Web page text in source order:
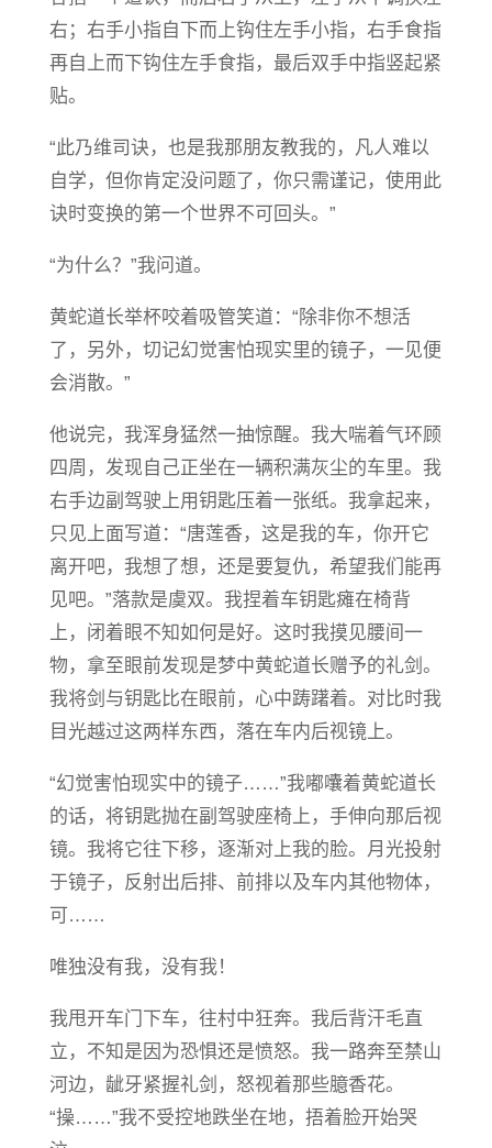
右；右手小指自下而上钩住左手小指，右手食指
再自上而下钩住左手食指，最后双手中指竖起紧
贴。
“此乃维司诀，也是我那朋友教我的，凡人难以
自学，但你肯定没问题了，你只需谨记，使用此
诀时变换的第一个世界不可回头。”
“为什么？”我问道。
黄蛇道长举杯咬着吸管笑道：“除非你不想活
了，另外，切记幻觉害怕现实里的镜子，一见便
会消散。”
他说完，我浑身猛然一抽惊醒。我大喘着气环顾
四周，发现自己正坐在一辆积满灰尘的车里。我
右手边副驾驶上用钥匙压着一张纸。我拿起来，
只见上面写道：“唐莲香，这是我的车，你开它
离开吧，我想了想，还是要复仇，希望我们能再
见吧。”落款是虞双。我捏着车钥匙瘫在椅背
上，闭着眼不知如何是好。这时我摸见腰间一
物，拿至眼前发现是梦中黄蛇道长赠予的礼剑。
我将剑与钥匙比在眼前，心中踌躇着。对比时我
目光越过这两样东西，落在车内后视镜上。
“幻觉害怕现实中的镜子……”我嘟囔着黄蛇道长
的话，将钥匙抛在副驾驶座椅上，手伸向那后视
镜。我将它往下移，逐渐对上我的脸。月光投射
于镜子，反射出后排、前排以及车内其他物体，
可……
唯独没有我，没有我！
我甩开车门下车，往村中狂奔。我后背汗毛直
立，不知是因为恐惧还是愤怒。我一路奔至禁山
河边，龇牙紧握礼剑，怒视着那些臆香花。
“操……”我不受控地跌坐在地，捂着脸开始哭